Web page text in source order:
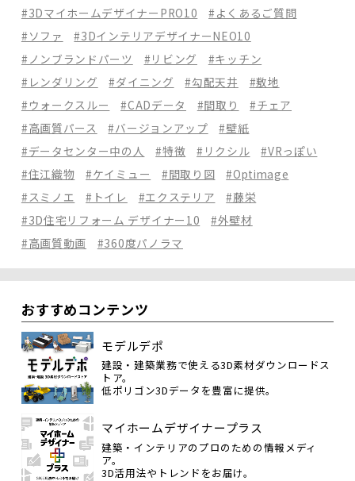
#3DマイホームデザイナーPRO10
#よくあるご質問
#ソファ
#3DインテリアデザイナーNEO10
#ノンブランドパーツ
#リビング
#キッチン
#レンダリング
#ダイニング #勾配天井
#敷地
#ウォークスルー
#CADデータ #間取り
#チェア
#高画質パース
#バージョンアップ
#壁紙
#データセンター中の人
#特徴 #リクシル
#VRっぽい
#住江織物
#ケイミュー #間取り図
#Optimage
#スミノエ
#トイレ #エクステリア
#藤栄
#3D住宅リフォーム デザイナー10
#外壁材
#高画質動画
#360度パノラマ
おすすめコンテンツ
モデルデポ
建設・建築業務で使える3D素材ダウンロードス
トア。
低ポリゴン3Dデータを豊富に提供。
マイホームデザイナープラス
建築・インテリアのプロのための情報メディ
ア。
3D活用法やトレンドをお届け。